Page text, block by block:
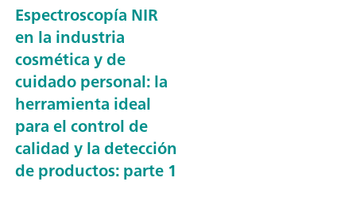
Espectroscopía NIR
en la industria
cosmética y de
cuidado personal: la
herramienta ideal
para el control de
calidad y la detección
de productos: parte 1